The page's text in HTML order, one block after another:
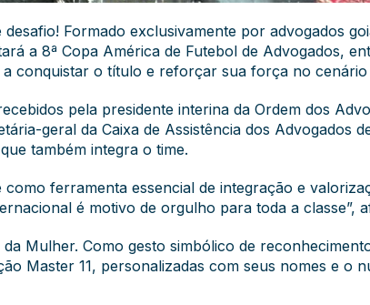
Formado exclusivamente por advogados
a 8ª Copa América de Futebol de Advogados,
conquistar o título e reforçar sua força no
pela presidente interina da Ordem dos
geral da Caixa de Assistência dos Advogados
também integra o time.
ferramenta essencial de integração e
é motivo de orgulho para toda a classe”,
Mulher. Como gesto simbólico de
Master 11, personalizadas com seus nomes e o